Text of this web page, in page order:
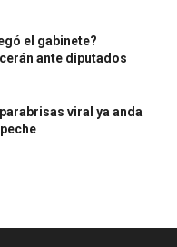
el gabinete?
ante diputados
viral ya anda